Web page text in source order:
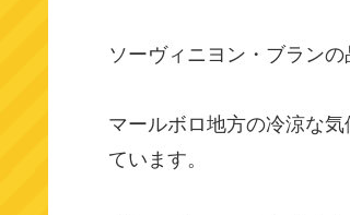
ソーヴィニヨン・ブランの
マールボロ地方の冷涼な
ています。